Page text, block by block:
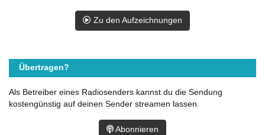
Zu den Aufzeichnungen
Übertragen?
Als Betreiber eines Radiosenders kannst du die Sendung
kostengünstig auf deinen Sender streamen lassen.
Abonnieren